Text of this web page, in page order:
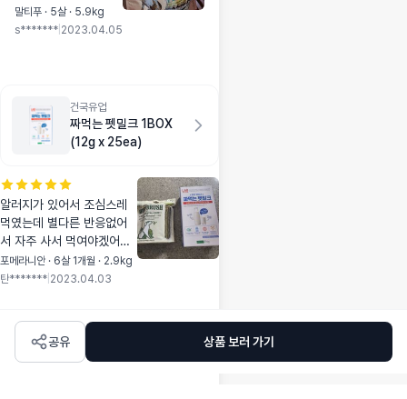
는데 ..물에 불여 주니
까 한번 맛 보더니 딴
말티푸 · 5살 · 5.9kg
s******* 2023.04.05
건국유업
짜먹는 펫밀크 1BOX
(12g x 25ea)
알러지가 있어서 조심스레
먹였는데 별다른 반응없어
서 자주 사서 먹여야겠어요
~냄새가 저두 먹고싶어요~
먹고 건강해졌으면 좋겠어
포메라니안 · 6살 1개월 · 2.9kg
탄******* 2023.04.03
공유 상품 보러 가기